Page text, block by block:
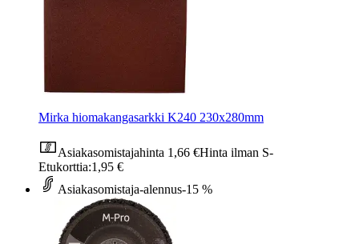
Mirka hiomakangasarkki K240 230x280mm
Asiakasomistajahinta 1,66 €Hinta ilman S-
Etukorttia:1,95 €
Asiakasomistaja-alennus-15 %